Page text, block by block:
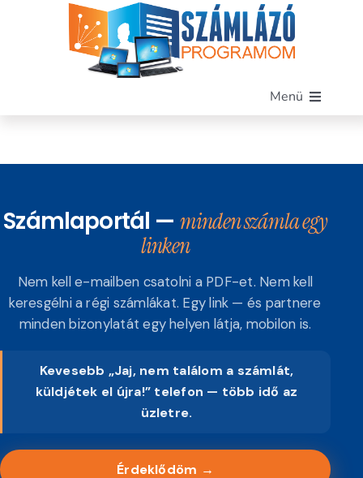
Menü
Miért mi?
Árak
Blog
Kapcsolat
Demó letöltése
Számlaportál — minden számla egy
linken
Nem kell e-mailben csatolni a PDF-et. Nem kell
keresgélni a régi számlákat. Egy link — és partnere
minden bizonylatát egy helyen látja, mobilon is.
Kevesebb „Jaj, nem találom a számlát,
küldjétek el újra!” telefon — több idő az
üzletre.
Érdeklődöm →